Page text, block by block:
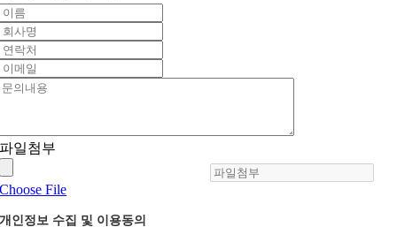
파일첨부
Choose File
개인정보 수집 및 이용동의